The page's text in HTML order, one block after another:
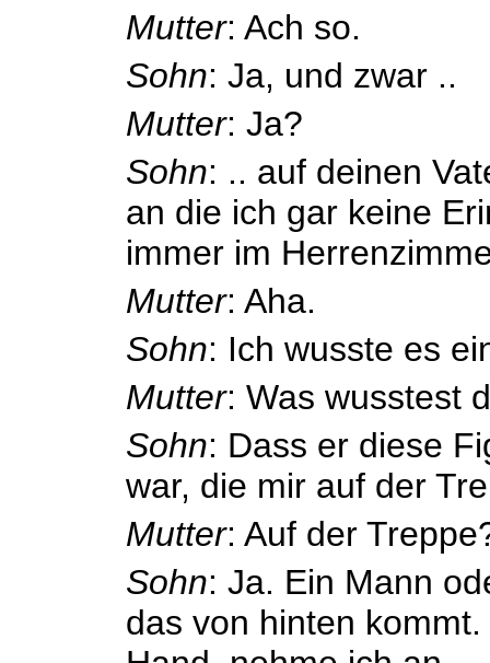
Mutter: Ach so.
Sohn: Ja, und zwar ..
Mutter: Ja?
Sohn: .. auf deinen
an die ich gar keine
immer im
Mutter: Aha.
Sohn: Ich wusste es
Mutter: Was wusstest
Sohn: Dass er diese
war, die mir auf der
Mutter: Auf der
Sohn: Ja. Ein Mann
das von hinten